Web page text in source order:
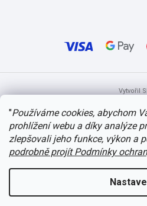
"Používáme cookies, abychom
prohlížení webu a díky analýze
zlepšovali jeho funkce, výkon a
podrobně projít Podmínky
Vytvořil
Copyright 2026itvlaky.cz. Všechna
cookies